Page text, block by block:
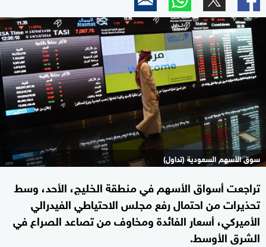
سوق الأسهم السعودية (تداول)
تراجعت أسواق الأسهم في منطقة الخليج، الأحد، وسط
تحذيرات من احتمال رفع مجلس الاحتياطي الفيدرالي
الأميركي، أسعار الفائدة ومخاوف من تصاعد الصراع في
الشرق الأوسط.